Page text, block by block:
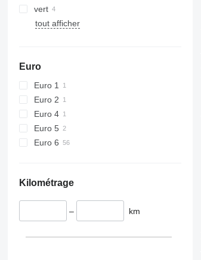
vert
tout afficher
Euro
Euro 1
Euro 2
Euro 4
Euro 5
Euro 6
Kilométrage
– km